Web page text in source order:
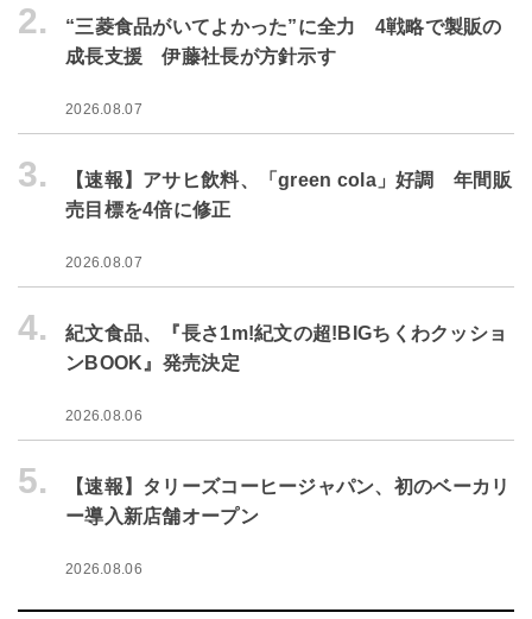
2.
“三菱食品がいてよかった”に全力 4戦略で製販の
成長支援 伊藤社長が方針示す
2026.08.07
3.
【速報】アサヒ飲料、「green cola」好調 年間販
売目標を4倍に修正
2026.08.07
4.
紀文食品、『長さ1m!紀文の超!BIGちくわクッショ
ンBOOK』発売決定
2026.08.06
5.
【速報】タリーズコーヒージャパン、初のベーカリ
ー導入新店舗オープン
2026.08.06